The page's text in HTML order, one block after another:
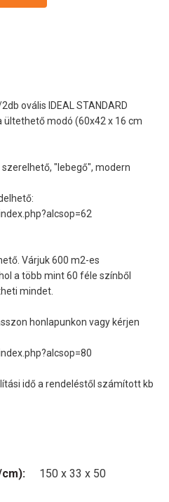
ovális IDEAL STANDARD
ültethető modó (60x42 x 16 cm
"lebegő", modern
Várjuk 600 m2-es
a több mint 60 féle színből
mindet.
honlapunkon vagy kérjen
idő a rendeléstől számított kb
150 x 33 x 50